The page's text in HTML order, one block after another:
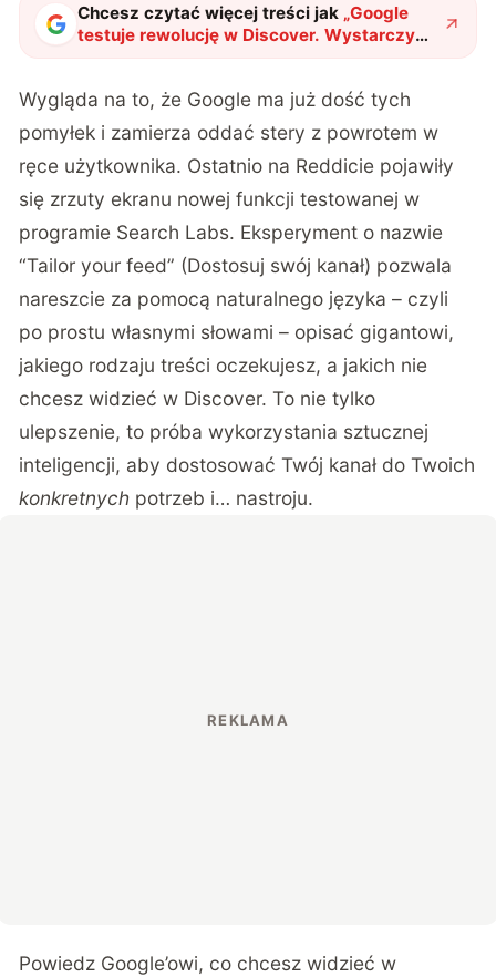
Chcesz czytać więcej treści jak „Google
testuje rewolucję w Discover. Wystarczy
jedno zdanie, by kanał pokazywał tylko to,
Wygląda na to, że Google ma już dość tych
pomyłek i zamierza oddać stery z powrotem w
ręce użytkownika. Ostatnio na Reddicie pojawiły
się zrzuty ekranu nowej funkcji testowanej w
programie Search Labs. Eksperyment o nazwie
“Tailor your feed” (Dostosuj swój kanał) pozwala
nareszcie za pomocą naturalnego języka – czyli
po prostu własnymi słowami – opisać gigantowi,
jakiego rodzaju treści oczekujesz, a jakich nie
chcesz widzieć w Discover. To nie tylko
ulepszenie, to próba wykorzystania sztucznej
inteligencji, aby dostosować Twój kanał do Twoich
konkretnych potrzeb i… nastroju.
Powiedz Google’owi, co chcesz widzieć w